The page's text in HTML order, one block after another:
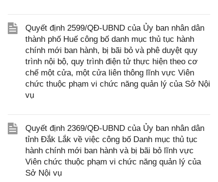
Quyết định 2599/QĐ-UBND của Ủy ban nhân dân
thành phố Huế công bố danh mục thủ tục hành
chính mới ban hành, bị bãi bỏ và phê duyệt quy
trình nội bộ, quy trình điện tử thực hiện theo cơ
chế một cửa, một cửa liên thông lĩnh vực Viên
chức thuộc phạm vi chức năng quản lý của Sở Nội
vụ
Quyết định 2369/QĐ-UBND của Ủy ban nhân dân
tỉnh Đắk Lắk về việc công bố Danh mục thủ tục
hành chính mới ban hành và bị bãi bỏ lĩnh vực
Viên chức thuộc phạm vi chức năng quản lý của
Sở Nội vụ